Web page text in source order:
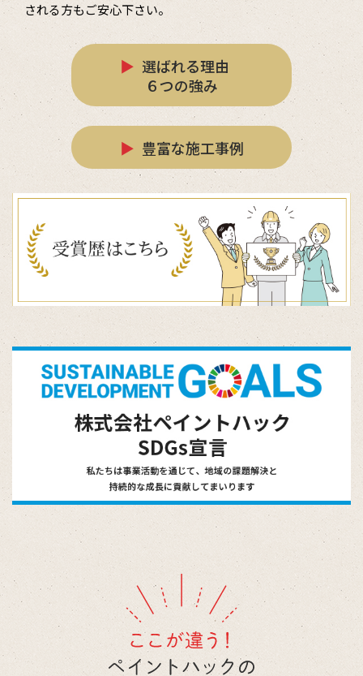
される方もご安心下さい。
▶ 選ばれる理由
６つの強み
▶ 豊富な施工事例